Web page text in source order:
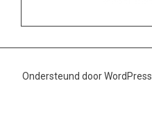
Ondersteund door WordPress